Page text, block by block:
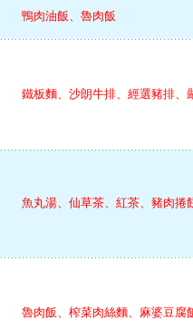
鴨肉油飯、魯肉飯
鐵板麵、沙朗牛排、經選豬排、
魚丸湯、仙草茶、紅茶、豬肉捲
魯肉飯、榨菜肉絲麵、麻婆豆腐